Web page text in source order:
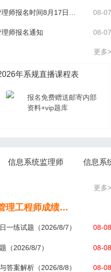
08-07
师报名通知 08-07
更多>
年系规直播课程表
报名免费赠送邮寄内部
资料+vip题库
信息系统监理师 信息系
更多>
2026年上半年系统集成项目管理工程师成绩考后多久公布？
一练试题（2026/8/7） 08-08
（2026/8/7） 08-08
答案解析（2026/8/8） 08-08